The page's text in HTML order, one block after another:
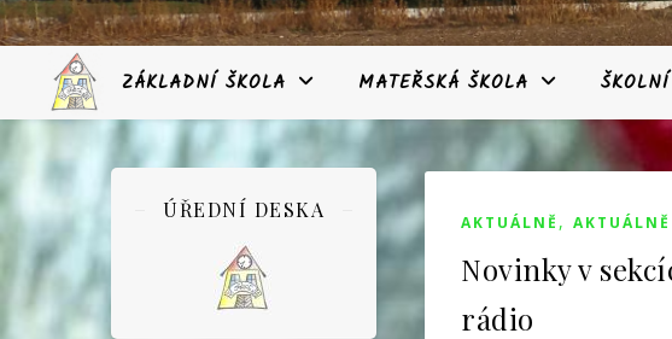
ZÁKLADNÍ ŠKOLA MATEŘSKÁ ŠKOLA
ÚŘEDNÍ DESKA
AKTUÁLNĚ ,
Novinky v
rádio